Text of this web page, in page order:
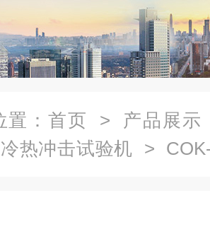
： 首页 > 产品展示
冷热冲击试验机 >